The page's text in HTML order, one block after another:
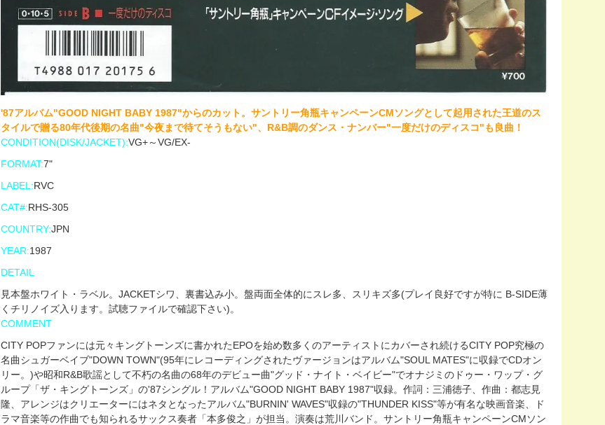
'87アルバム"GOOD NIGHT BABY 1987"からのカット。サントリー角瓶キャンペーンCMソングとして起用された王道のス
タイルで贈る80年代後期の名曲"今夜まで待てそうもない"、R&B調のダンス・ナンバー"一度だけのディスコ"も良曲！
CONDITION(DISK/JACKET):VG+～VG/EX-
FORMAT:7"
LABEL:RVC
CAT#:RHS-305
COUNTRY:JPN
YEAR:1987
DETAIL
見本盤ホワイト・ラベル。JACKETシワ、裏書込み小。盤両面全体的にスレ多、スリキズ多(プレイ良好ですが特に B-SIDE薄
くチリノイズ入ります。試聴ファイルで確認下さい)。
COMMENT
CITY POPファンには元々キングトーンズに書かれたEPOを始め数多くのアーティストにカバーされ続けるCITY POP究極の
名曲シュガーベイブ"DOWN TOWN"(95年にレコーディングされたヴァージョンはアルバム"SOUL MATES"に収録でCDオン
リー。)や昭和R&B歌謡として不朽の名曲の68年のデビュー曲"グッド・ナイト・ベイビー"でオナジミのドゥー・ワップ・グ
ループ「ザ・キングトーンズ」の'87シングル！アルバム"GOOD NIGHT BABY 1987"収録。作詞：三浦徳子、作曲：都志見
隆、アレンジはクリエーターにはネタとなったアルバム"BURNIN' WAVES"収録の"THUNDER KISS"等が有名な映画音楽、ド
ラマ音楽等の作曲でも知られるサックス奏者「本多俊之」が担当。演奏は荒川バンド。サントリー角瓶キャンペーンCMソン